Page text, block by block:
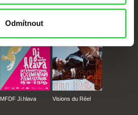
Odmítnout
Millennium Docs
Against Gravity
DOK Leipzig
MFDF Ji.hlava Visions du Réel